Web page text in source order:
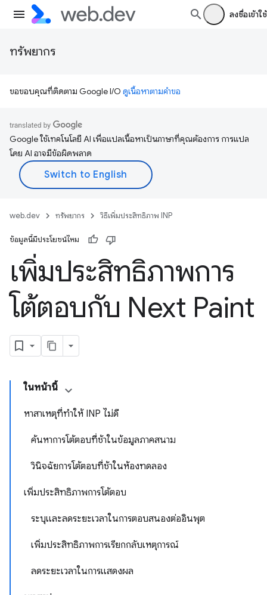
ลงชื่อเข้าใช้
ทรัพยากร
ขอขอบคุณที่ติดตาม Google I/O ดูเนื้อหาตามคำขอ
Google ใช้เทคโนโลยี AI เพื่อแปลเนื้อหาเป็นภาษาที่คุณต้องการ การแปล
โดย AI อาจมีข้อผิดพลาด
web.dev ทรัพยากร วิธีเพิ่มประสิทธิภาพ INP
ข้อมูลนี้มีประโยชน์ไหม
เพิ่มประสิทธิภาพการ
โต้ตอบกับ Next Paint
ในหน้านี้
หาสาเหตุที่ทำให้ INP ไม่ดี
ค้นหาการโต้ตอบที่ช้าในข้อมูลภาคสนาม
วินิจฉัยการโต้ตอบที่ช้าในห้องทดลอง
เพิ่มประสิทธิภาพการโต้ตอบ
ระบุและลดระยะเวลาในการตอบสนองต่ออินพุต
เพิ่มประสิทธิภาพการเรียกกลับเหตุการณ์
ลดระยะเวลาในการแสดงผล